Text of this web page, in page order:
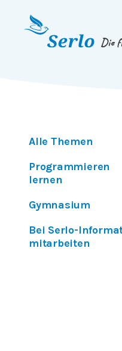
Springe zum
Die
Alle Themen
Programmieren
lernen
Gymnasium
Bei Serlo-
mitarbeiten